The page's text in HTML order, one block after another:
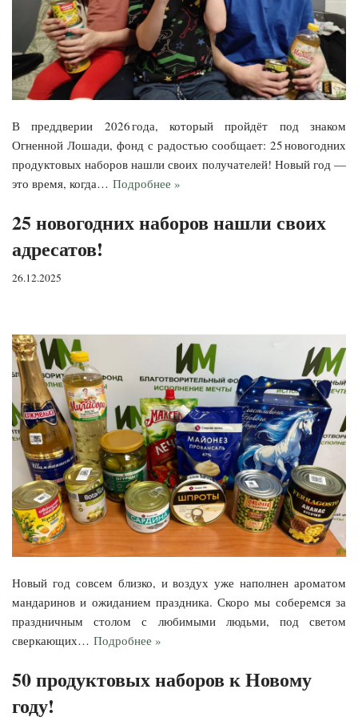
В преддверии 2026 года, который пройдёт под знаком
Огненной Лошади, фонд с радостью сообщает: 25 новогодних
продуктовых наборов нашли своих получателей! Новый год —
это время, когда… Подробнее »
25 новогодних наборов нашли своих
адресатов!
26.12.2025
Новый год совсем близко, и воздух уже наполнен ароматом
мандаринов и ожиданием праздника. Скоро мы соберемся за
праздничным столом с любимыми людьми, под светом
сверкающих… Подробнее »
50 продуктовых наборов к Новому
году!